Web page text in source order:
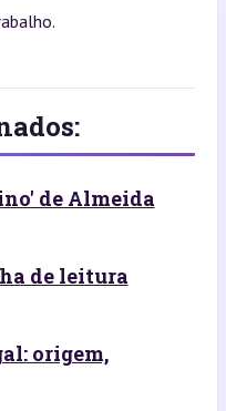
de Almeida
de leitura
origem,